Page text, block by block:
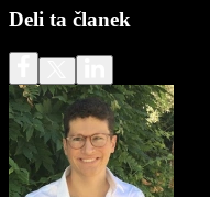
Deli ta članek